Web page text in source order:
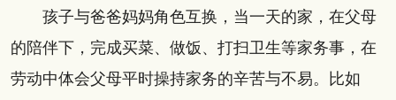
孩子与爸爸妈妈角色互换，当一天的家，在父母
的陪伴下，完成买菜、做饭、打扫卫生等家务事，在
劳动中体会父母平时操持家务的辛苦与不易。比如